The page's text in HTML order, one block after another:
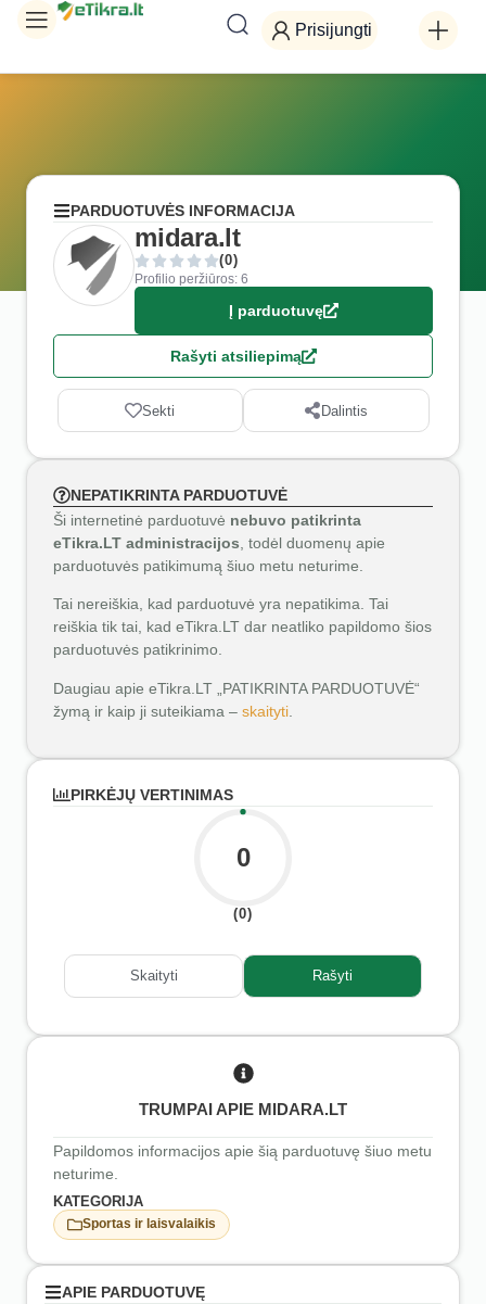
Prisijungti
PARDUOTUVĖS INFORMACIJA
midara.lt
(0)
Profilio peržiūros: 6
Į parduotuvę
Rašyti atsiliepimą
Sekti Dalintis
NEPATIKRINTA PARDUOTUVĖ
Ši internetinė parduotuvė nebuvo patikrinta
eTikra.LT administracijos , todėl duomenų apie
parduotuvės patikimumą šiuo metu neturime.
Tai nereiškia, kad parduotuvė yra nepatikima. Tai
reiškia tik tai, kad eTikra.LT dar neatliko papildomo šios
parduotuvės patikrinimo.
Daugiau apie eTikra.LT „PATIKRINTA PARDUOTUVĖ“
žymą ir kaip ji suteikiama – skaityti
PIRKĖJŲ VERTINIMAS
0
(0)
Skaityti Rašyti
TRUMPAI APIE MIDARA.LT
Papildomos informacijos apie šią parduotuvę šiuo metu
neturime.
KATEGORIJA
Sportas ir laisvalaikis
APIE PARDUOTUVĘ